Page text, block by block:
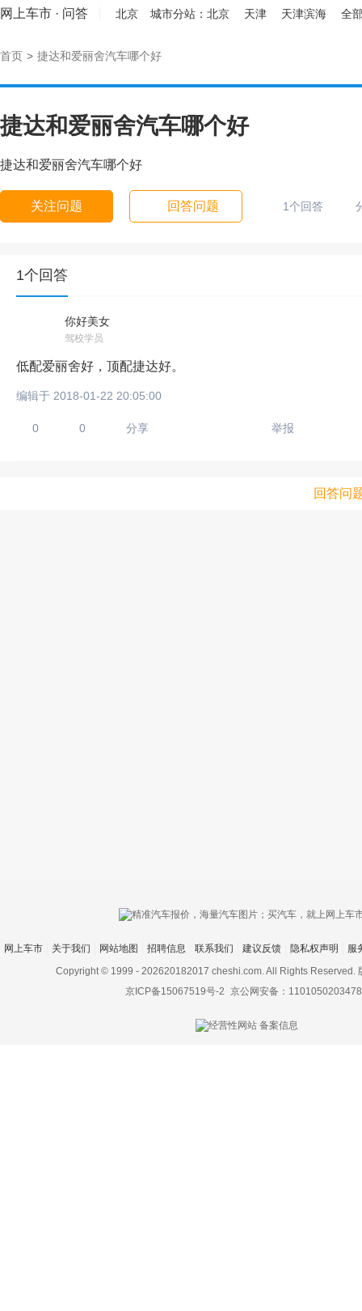
网上车市 · 问答 北京 城市分站： 北京 天津 天津滨海 全
首页 > 捷达和爱丽舍汽车哪个好
捷达和爱丽舍汽车哪个好
捷达和爱丽舍汽车哪个好
关注问题 回答问题 1个回答
1个回答
你好美女
驾校学员
低配爱丽舍好，顶配捷达好。
编辑于 2018-01-22 20:05:00
0 0 分享 举报
回答问
上传图片最多
网上车市 关于我们 网站地图 招聘信息 联系我们 建议反馈 隐私权声明
服
Copyright © 1999 - 202620182017 cheshi.com. All Rights Reserved.
京ICP备15067519号-2 京公网安备：